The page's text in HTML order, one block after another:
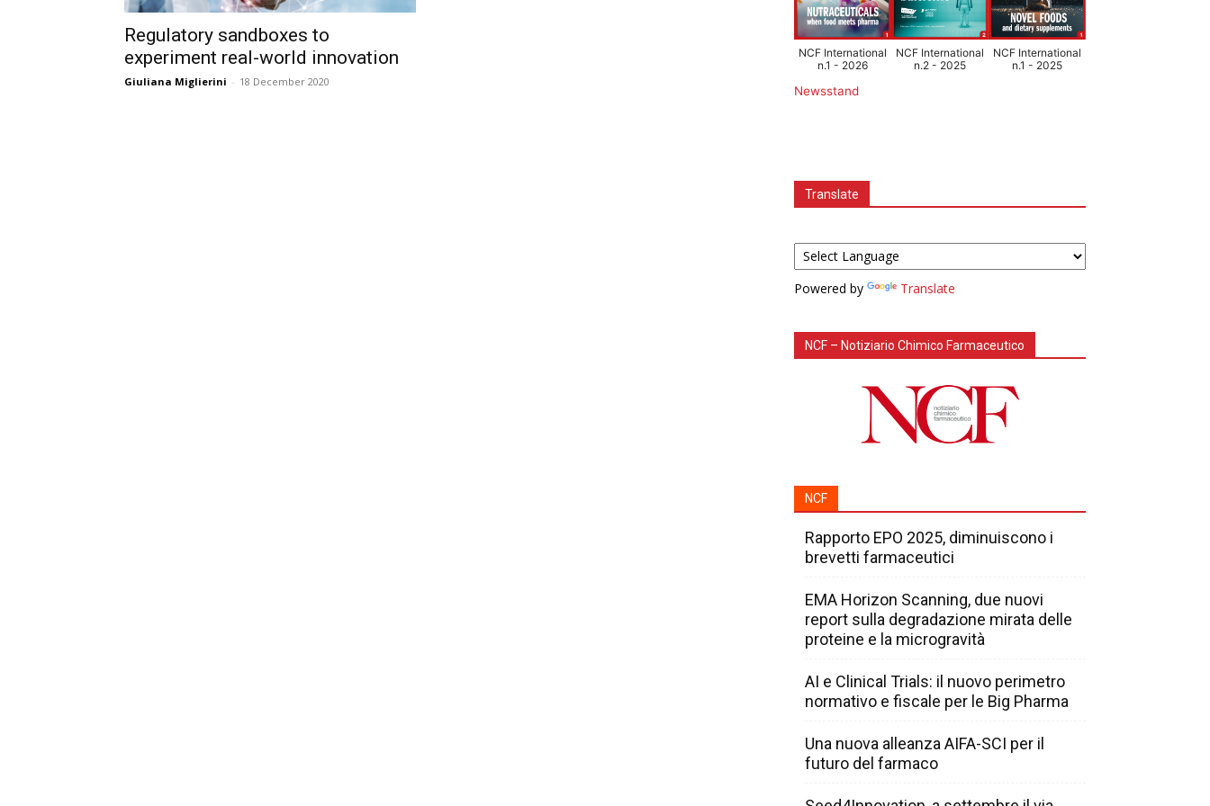
Regulatory sandboxes to
experiment real-world innovation
Giuliana Miglierini - 18 December 2020
NCF International
n.1 - 2026
NCF International
n.2 - 2025
NCF International
n.1 - 2025
Newsstand
Translate
Powered by Translate
NCF – Notiziario Chimico Farmaceutico
NCF
Rapporto EPO 2025, diminuiscono i
brevetti farmaceutici
EMA Horizon Scanning, due nuovi
report sulla degradazione mirata delle
proteine e la microgravità
AI e Clinical Trials: il nuovo perimetro
normativo e fiscale per le Big Pharma
Una nuova alleanza AIFA-SCI per il
futuro del farmaco